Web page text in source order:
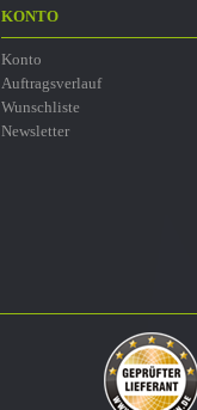
KONTO
Konto
Auftragsverlauf
Wunschliste
Newsletter